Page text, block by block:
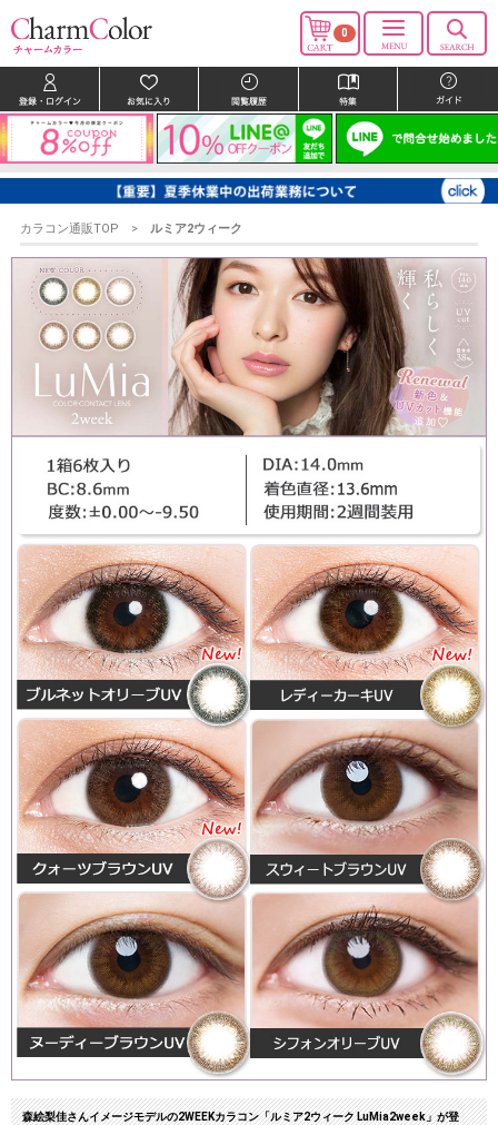
0
カラコン通販TOP ルミア2ウィーク
森絵梨佳さんイメージモデルの2WEEKカラコン「ルミア2ウィーク LuMia2week」が登